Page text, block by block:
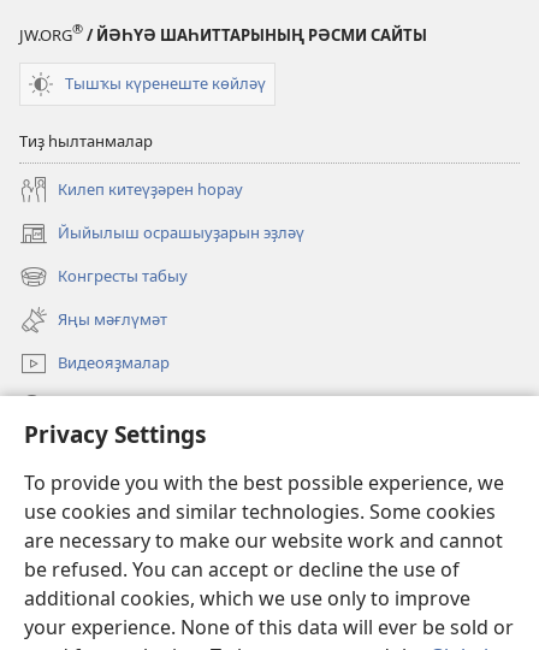
Privacy Settings
To provide you with the best possible experience, we
use cookies and similar technologies. Some cookies
are necessary to make our website work and cannot
be refused. You can accept or decline the use of
additional cookies, which we use only to improve
your experience. None of this data will ever be sold or
Яҙмала
JW.ORG® / ЙӘҺҮӘ ШАҺИТТАРЫНЫҢ РӘСМИ САЙТЫ
Тышҡы күренеште көйләү
Тиҙ һылтанмалар
Килеп китеүҙәрен һорау
Йыйылыш осрашыуҙарын эҙләү
(opens
new
window)
Конгресты табыу
(opens
new
window)
Яңы мәғлүмәт
Видеояҙмалар
(opens
window)Күҙәтеү манараһының ОНЛАЙН КИТАПХАНАҺЫ
(opens
new
window)JW Hub ®
(opens
new
window)